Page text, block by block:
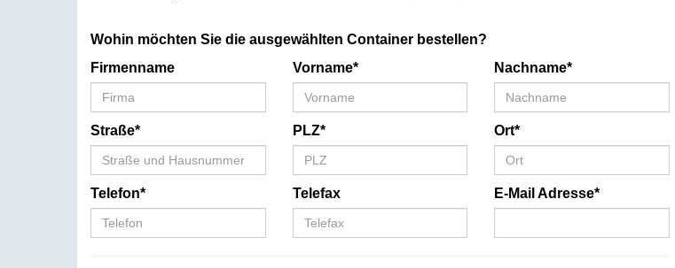
Wohin möchten Sie die ausgewählten Container bestellen?
Firmenname
Vorname* Nachname*
Straße* PLZ* Ort*
Telefon* Telefax E-Mail Adresse*